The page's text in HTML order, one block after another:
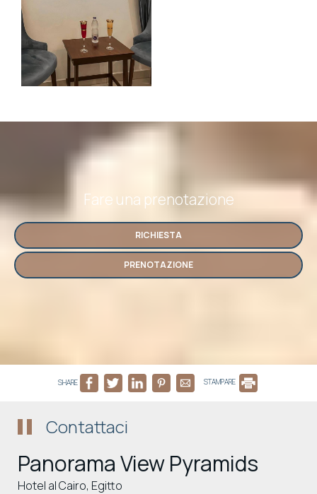
Fare una prenotazione
RICHIESTA
PRENOTAZIONE
SHARE STAMPARE
Contattaci
Panorama View Pyramids
Hotel al Cairo, Egitto